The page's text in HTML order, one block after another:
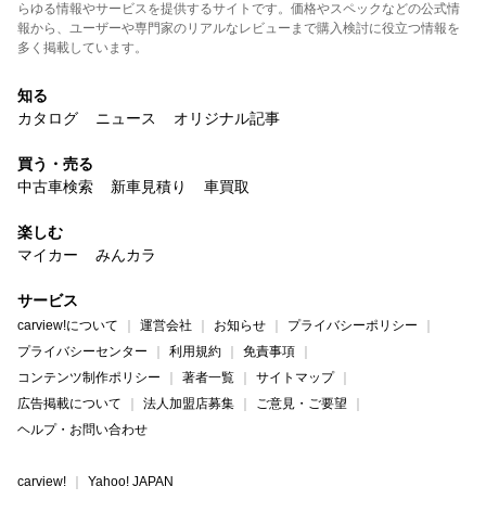
らゆる情報やサービスを提供するサイトです。価格やスペックなどの公式情
報から、ユーザーや専門家のリアルなレビューまで購入検討に役立つ情報を
多く掲載しています。
知る
カタログ
ニュース オリジナル記事
買う・売る
中古車検索
新車見積り 車買取
楽しむ
マイカー
みんカラ
サービス
carview!について 運営会社 お知らせ
プライバシーポリシー
プライバシーセンター
利用規約
免責事項
コンテンツ制作ポリシー
著者一覧
サイトマップ
広告掲載について
法人加盟店募集
ご意見・ご要望
ヘルプ・お問い合わせ
carview! Yahoo! JAPAN